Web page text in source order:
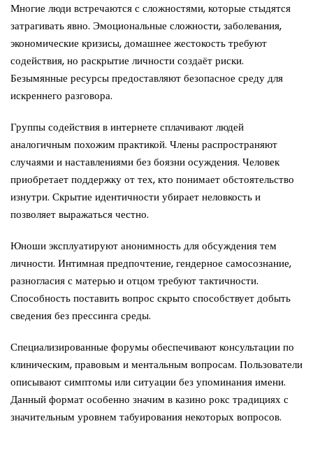
Многие люди встречаются с сложностями, которые стыдятся
затрагивать явно. Эмоциональные сложности, заболевания,
экономические кризисы, домашнее жестокость требуют
содействия, но раскрытие личности создаёт риски.
Безымянные ресурсы предоставляют безопасное среду для
искреннего разговора.
Группы содействия в интернете сплачивают людей
аналогичным похожим практикой. Члены распространяют
случаями и наставлениями без боязни осуждения. Человек
приобретает поддержку от тех, кто понимает обстоятельство
изнутри. Скрытие идентичности убирает неловкость и
позволяет выражаться честно.
Юноши эксплуатируют анонимность для обсуждения тем
личности. Интимная предпочтение, гендерное самосознание,
разногласия с матерью и отцом требуют тактичности.
Способность поставить вопрос скрыто способствует добыть
сведения без прессинга среды.
Специализированные форумы обеспечивают консультации по
клиническим, правовым и ментальным вопросам. Пользователи
описывают симптомы или ситуации без упоминания имени.
Данный формат особенно значим в казино рокс традициях с
значительным уровнем табуирования некоторых вопросов.